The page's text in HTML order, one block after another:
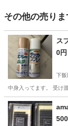
その他の売り
ス
0円
下飯
中身入ってます。 受け
神奈川 横浜市